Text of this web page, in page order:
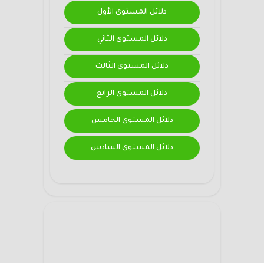
دلائل المستوى الأول
دلائل المستوى الثاني
دلائل المستوى الثالث
دلائل المستوى الرابع
دلائل المستوى الخامس
دلائل المستوى السادس